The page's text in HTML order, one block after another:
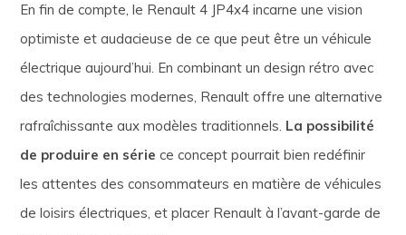
En fin de compte, le Renault 4 JP4x4 incarne une vision
optimiste et audacieuse de ce que peut être un véhicule
électrique aujourd’hui. En combinant un design rétro avec
des technologies modernes, Renault offre une alternative
rafraîchissante aux modèles traditionnels. La possibilité
de produire en série ce concept pourrait bien redéfinir
les attentes des consommateurs en matière de véhicules
de loisirs électriques, et placer Renault à l’avant-garde de